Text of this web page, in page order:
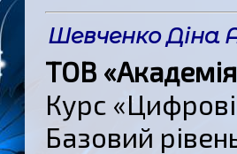
Шевченко Діна
ТОВ
Курс
Базовий